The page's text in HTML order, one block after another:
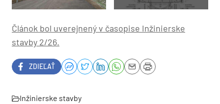
Článok bol uverejnený v časopise Inžinierske
stavby 2/26.
ZDIEĽAŤ
Inžinierske stavby